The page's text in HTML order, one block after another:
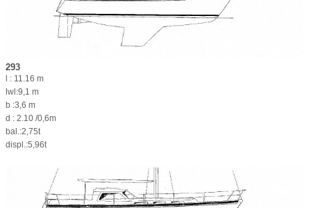
293
l : 11.16 m
lwl:9,1 m
b :3,6 m
d : 2.10 /0,6m
bal.:2,75t
displ.:5,96t